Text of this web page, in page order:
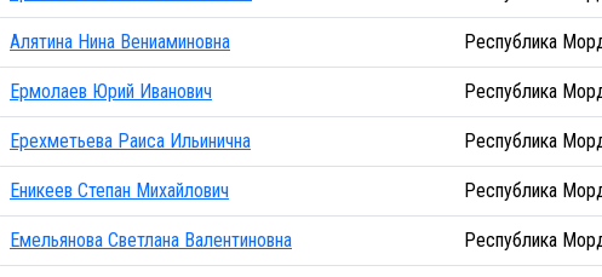
Алятина Нина Вениаминовна Республика
Ермолаев Юрий Иванович Республика
Ерехметьева Раиса Ильинична Республика
Еникеев Степан Михайлович Республика
Емельянова Светлана Валентиновна Республика